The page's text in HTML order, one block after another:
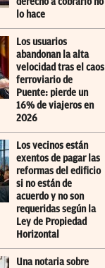
lo hace
Los usuarios
abandonan la alta
velocidad tras el caos
ferroviario de
Puente: pierde un
16% de viajeros en
2026
Los vecinos están
exentos de pagar las
reformas del edificio
si no están de
acuerdo y no son
requeridas según la
Ley de Propiedad
Horizontal
Una notaria sobre